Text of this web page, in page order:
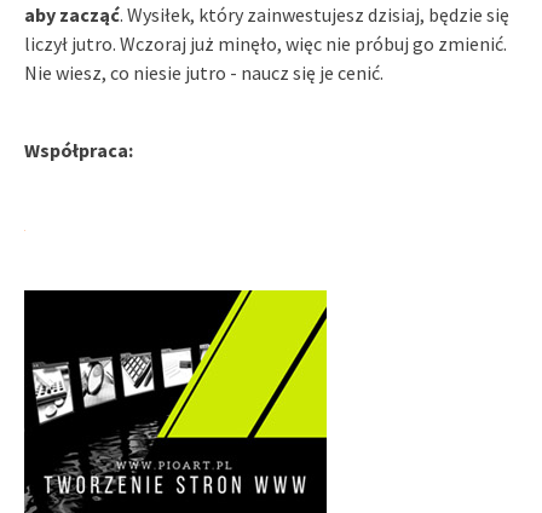
aby zacząć. Wysiłek, który zainwestujesz dzisiaj, będzie się
liczył jutro. Wczoraj już minęło, więc nie próbuj go zmienić.
Nie wiesz, co niesie jutro - naucz się je cenić.
Współpraca: